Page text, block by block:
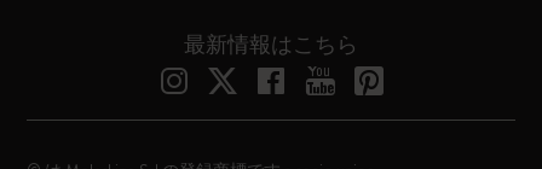
最新情報はこちら